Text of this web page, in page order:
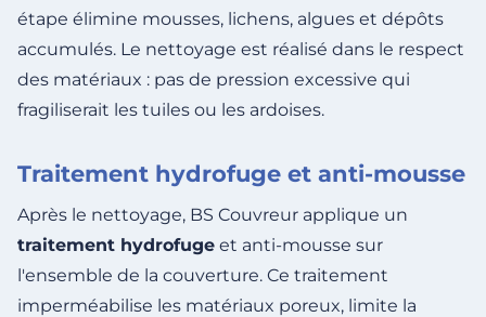
étape élimine mousses, lichens, algues et dépôts
accumulés. Le nettoyage est réalisé dans le respect
des matériaux : pas de pression excessive qui
fragiliserait les tuiles ou les ardoises.
Traitement hydrofuge et anti-mousse
Après le nettoyage, BS Couvreur applique un
traitement hydrofuge et anti-mousse sur
l'ensemble de la couverture. Ce traitement
imperméabilise les matériaux poreux, limite la